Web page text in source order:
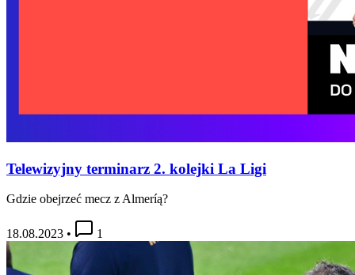
Telewizyjny terminarz 2. kolejki La Ligi
Gdzie obejrzeć mecz z Almeríą?
18.08.2023 • 1